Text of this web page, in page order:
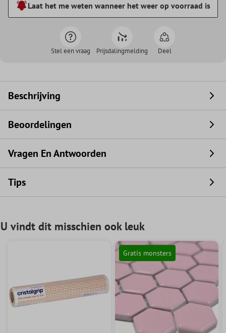
Laat het me weten wanneer het weer op voorraad is
Stel een vraag Prijsdalingmelding Deel
Beschrijving
Beoordelingen
Vragen En Antwoorden
Tips
U vindt dit misschien ook leuk
Gratis monsters